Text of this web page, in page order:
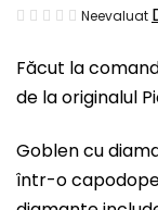
Făcut la
de la originalul
Goblen cu
într-o
a
0,0
din
Neevaluat